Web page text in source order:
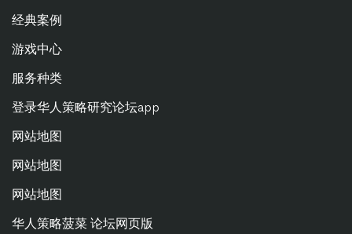
经典案例
游戏中心
服务种类
登录华人策略研究论坛app
网站地图
网站地图
网站地图
华人策略菠菜 论坛网页版